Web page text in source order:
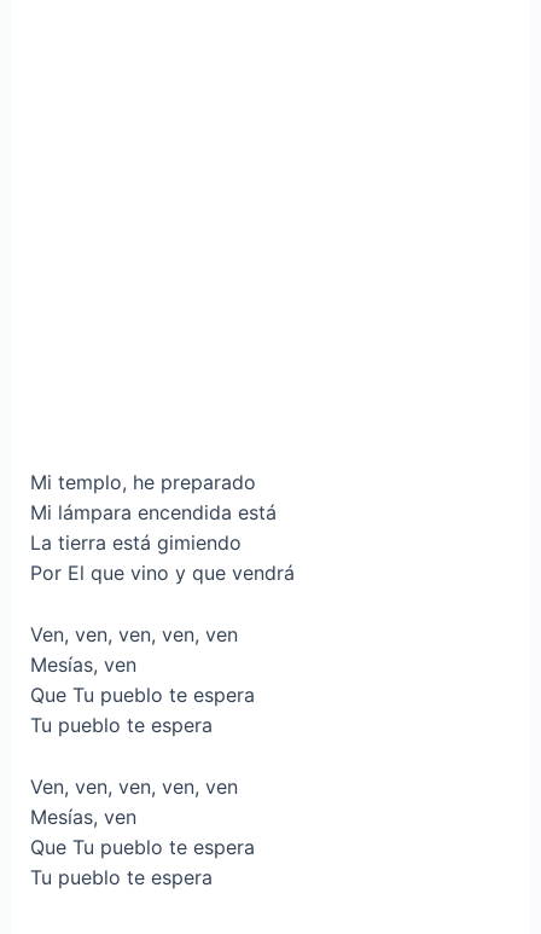
Mi templo, he preparado
Mi lámpara encendida está
La tierra está gimiendo
Por El que vino y que vendrá
Ven, ven, ven, ven, ven
Mesías, ven
Que Tu pueblo te espera
Tu pueblo te espera
Ven, ven, ven, ven, ven
Mesías, ven
Que Tu pueblo te espera
Tu pueblo te espera